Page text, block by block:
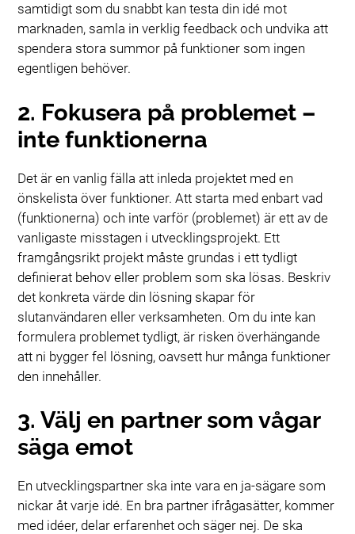
samtidigt som du snabbt kan testa din idé mot
marknaden, samla in verklig feedback och undvika att
spendera stora summor på funktioner som ingen
egentligen behöver.
2. Fokusera på problemet –
inte funktionerna
Det är en vanlig fälla att inleda projektet med en
önskelista över funktioner. Att starta med enbart vad
(funktionerna) och inte varför (problemet) är ett av de
vanligaste misstagen i utvecklingsprojekt. Ett
framgångsrikt projekt måste grundas i ett tydligt
definierat behov eller problem som ska lösas. Beskriv
det konkreta värde din lösning skapar för
slutanvändaren eller verksamheten. Om du inte kan
formulera problemet tydligt, är risken överhängande
att ni bygger fel lösning, oavsett hur många funktioner
den innehåller.
3. Välj en partner som vågar
säga emot
En utvecklingspartner ska inte vara en ja-sägare som
nickar åt varje idé. En bra partner ifrågasätter, kommer
med idéer, delar erfarenhet och säger nej. De ska